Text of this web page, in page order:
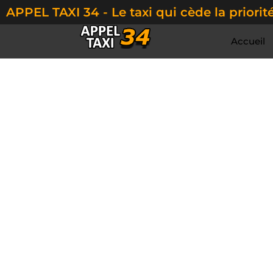
APPEL TAXI 34 - Le taxi qui cède la
Accueil